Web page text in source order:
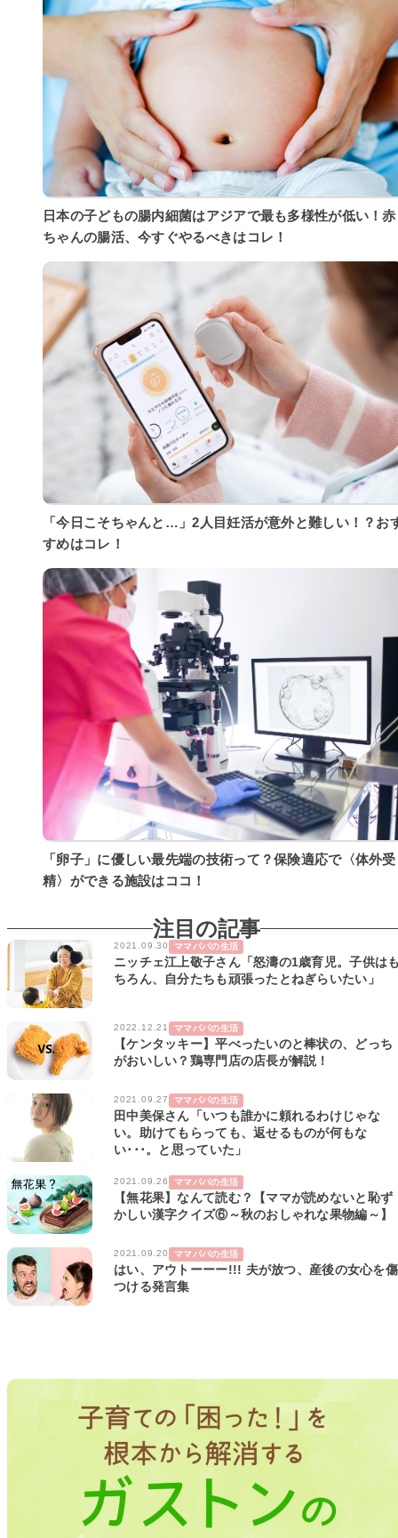
日本の子どもの腸内細菌はアジアで最も多様性が低い！赤
ちゃんの腸活、今すぐやるべきはコレ！
「今日こそちゃんと…」2人目妊活が意外と難しい！？お
すめはコレ！
「卵子」に優しい最先端の技術って？保険適応で〈体外受
精〉ができる施設はココ！
注目の記事
2021.09.30 ママパパの生活
ニッチェ江上敬子さん「怒濤の1歳育児。子供は
ちろん、自分たちも頑張ったとねぎらいたい」
2022.12.21 ママパパの生活
【ケンタッキー】平べったいのと棒状の、どっち
がおいしい？鶏専門店の店長が解説！
2021.09.27 ママパパの生活
田中美保さん「いつも誰かに頼れるわけじゃな
い。助けてもらっても、返せるものが何もな
い･･･。と思っていた」
2021.09.26 ママパパの生活
【無花果】なんて読む？【ママが読めないと恥ず
かしい漢字クイズ⑥～秋のおしゃれな果物編～】
2021.09.20 ママパパの生活
はい、アウトーーー!!! 夫が放つ、産後の女心を傷
つける発言集